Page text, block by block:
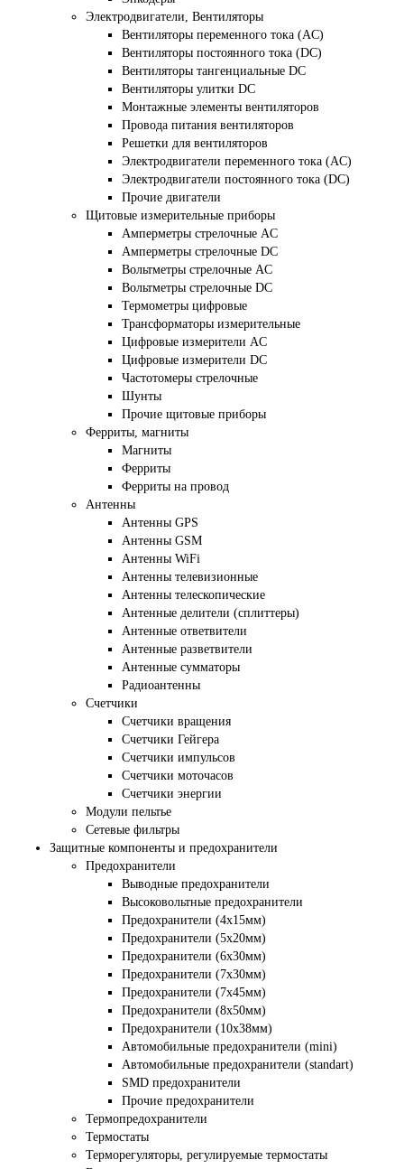
Электродвигатели, Вентиляторы
Вентиляторы переменного тока (AC)
Вентиляторы постоянного тока (DC)
Вентиляторы тангенциальные DC
Вентиляторы улитки DC
Монтажные элементы вентиляторов
Провода питания вентиляторов
Решетки для вентиляторов
Электродвигатели переменного тока (AC)
Электродвигатели постоянного тока (DC)
Прочие двигатели
Щитовые измерительные приборы
Амперметры стрелочные AC
Амперметры стрелочные DC
Вольтметры стрелочные AC
Вольтметры стрелочные DC
Термометры цифровые
Трансформаторы измерительные
Цифровые измерители AC
Цифровые измерители DC
Частотомеры стрелочные
Шунты
Прочие щитовые приборы
Ферриты, магниты
Магниты
Ферриты
Ферриты на провод
Антенны
Антенны GPS
Антенны GSM
Антенны WiFi
Антенны телевизионные
Антенны телескопические
Антенные делители (сплиттеры)
Антенные ответвители
Антенные разветвители
Антенные сумматоры
Радиоантенны
Счетчики
Счетчики вращения
Счетчики Гейгера
Счетчики импульсов
Счетчики моточасов
Счетчики энергии
Модули пельтье
Сетевые фильтры
Защитные компоненты и предохранители
Предохранители
Выводные предохранители
Высоковольтные предохранители
Предохранители (4х15мм)
Предохранители (5х20мм)
Предохранители (6х30мм)
Предохранители (7х30мм)
Предохранители (7х45мм)
Предохранители (8х50мм)
Предохранители (10х38мм)
Автомобильные предохранители (mini)
Автомобильные предохранители (standart)
SMD предохранители
Прочие предохранители
Термопредохранители
Термостаты
Терморегуляторы, регулируемые термостаты